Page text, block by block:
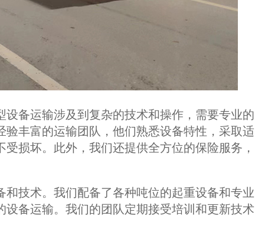
备运输涉及到复杂的技术和操作，需要专业的
丰富的运输团队，他们熟悉设备特性，采取适
损坏。此外，我们还提供全方位的保险服务，
技术。我们配备了各种吨位的起重设备和专业
备运输。我们的团队定期接受培训和更新技术